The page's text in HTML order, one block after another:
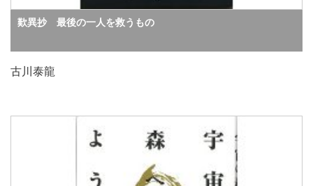
歎異抄 最後の一人を救うもの
古川泰龍